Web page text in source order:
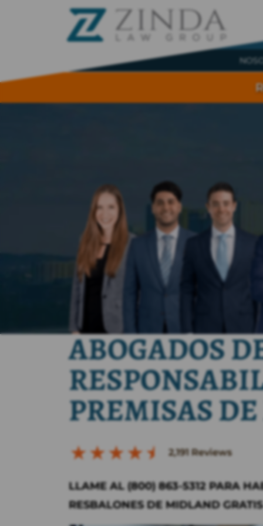
ABOGADOS
PREMISAS
2,191 Reviews
LLAME AL (800) 863-5312 PARA
RESBALONES DE MIDLAND GRATIS